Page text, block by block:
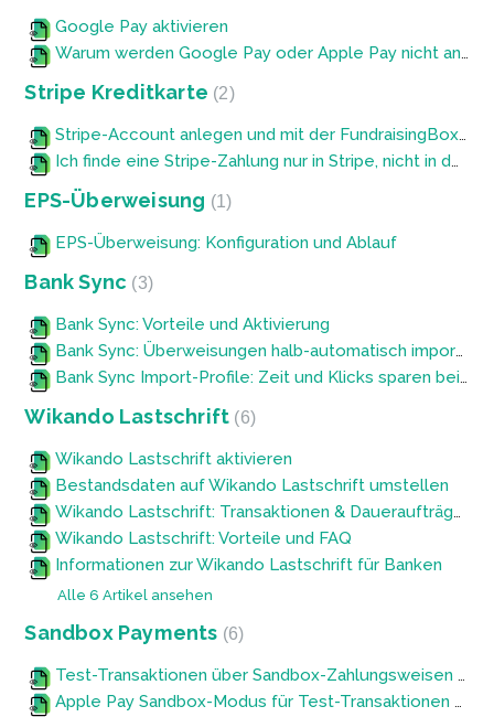
Google Pay aktivieren
Warum werden Google Pay oder Apple Pay nicht angezeigt, obwohl im Formular aktiviert?
Stripe Kreditkarte 2
Stripe-Account anlegen und mit der FundraisingBox verknüpfen
Ich finde eine Stripe-Zahlung nur in Stripe, nicht in der FundraisingBox – warum?
EPS-Überweisung 1
EPS-Überweisung: Konfiguration und Ablauf
Bank Sync 3
Bank Sync: Vorteile und Aktivierung
Bank Sync: Überweisungen halb-automatisch importieren
Bank Sync Import-Profile: Zeit und Klicks sparen beim Import
Wikando Lastschrift 6
Wikando Lastschrift aktivieren
Bestandsdaten auf Wikando Lastschrift umstellen
Wikando Lastschrift: Transaktionen & Daueraufträge importieren oder manuell anlegen
Wikando Lastschrift: Vorteile und FAQ
Informationen zur Wikando Lastschrift für Banken
Alle 6 Artikel ansehen
Sandbox Payments 6
Test-Transaktionen über Sandbox-Zahlungsweisen aktivieren und durchführen
Apple Pay Sandbox-Modus für Test-Transaktionen aktivieren